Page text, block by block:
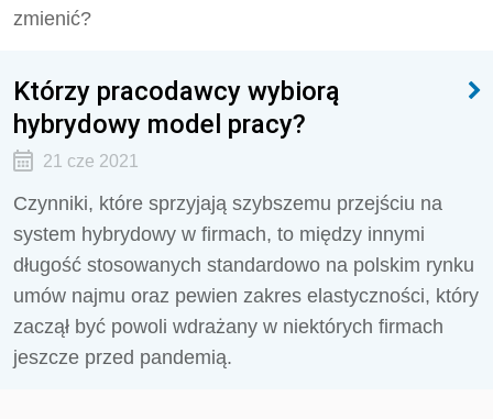
zmienić?
Którzy pracodawcy wybiorą
hybrydowy model pracy?
21 cze 2021
Czynniki, które sprzyjają szybszemu przejściu na
system hybrydowy w firmach, to między innymi
długość stosowanych standardowo na polskim rynku
umów najmu oraz pewien zakres elastyczności, który
zaczął być powoli wdrażany w niektórych firmach
jeszcze przed pandemią.